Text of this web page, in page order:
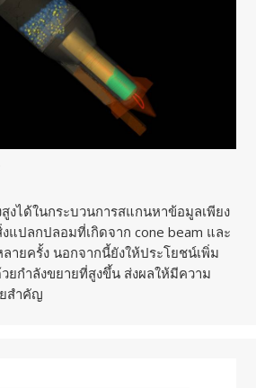
งได้ในกระบวนการสแกนหาข้อมูลเพียง
แปลกปลอมที่เกิดจาก cone beam และ
ายครั้ง นอกจากนี้ยังให้ประโยชน์เพิ่ม
ยกำลังขยายที่สูงขึ้น ส่งผลให้มีความ
สำคัญ